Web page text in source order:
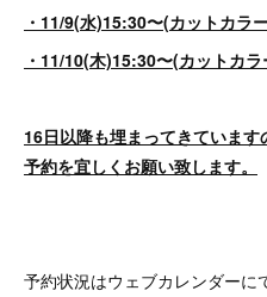
・11/9(水)15:30〜(カットカラ
・11/10(木)15:30〜(カットカ
16日以降も埋まってきていま
予約を宜しくお願い致します。
予約状況はウェブカレンダーに